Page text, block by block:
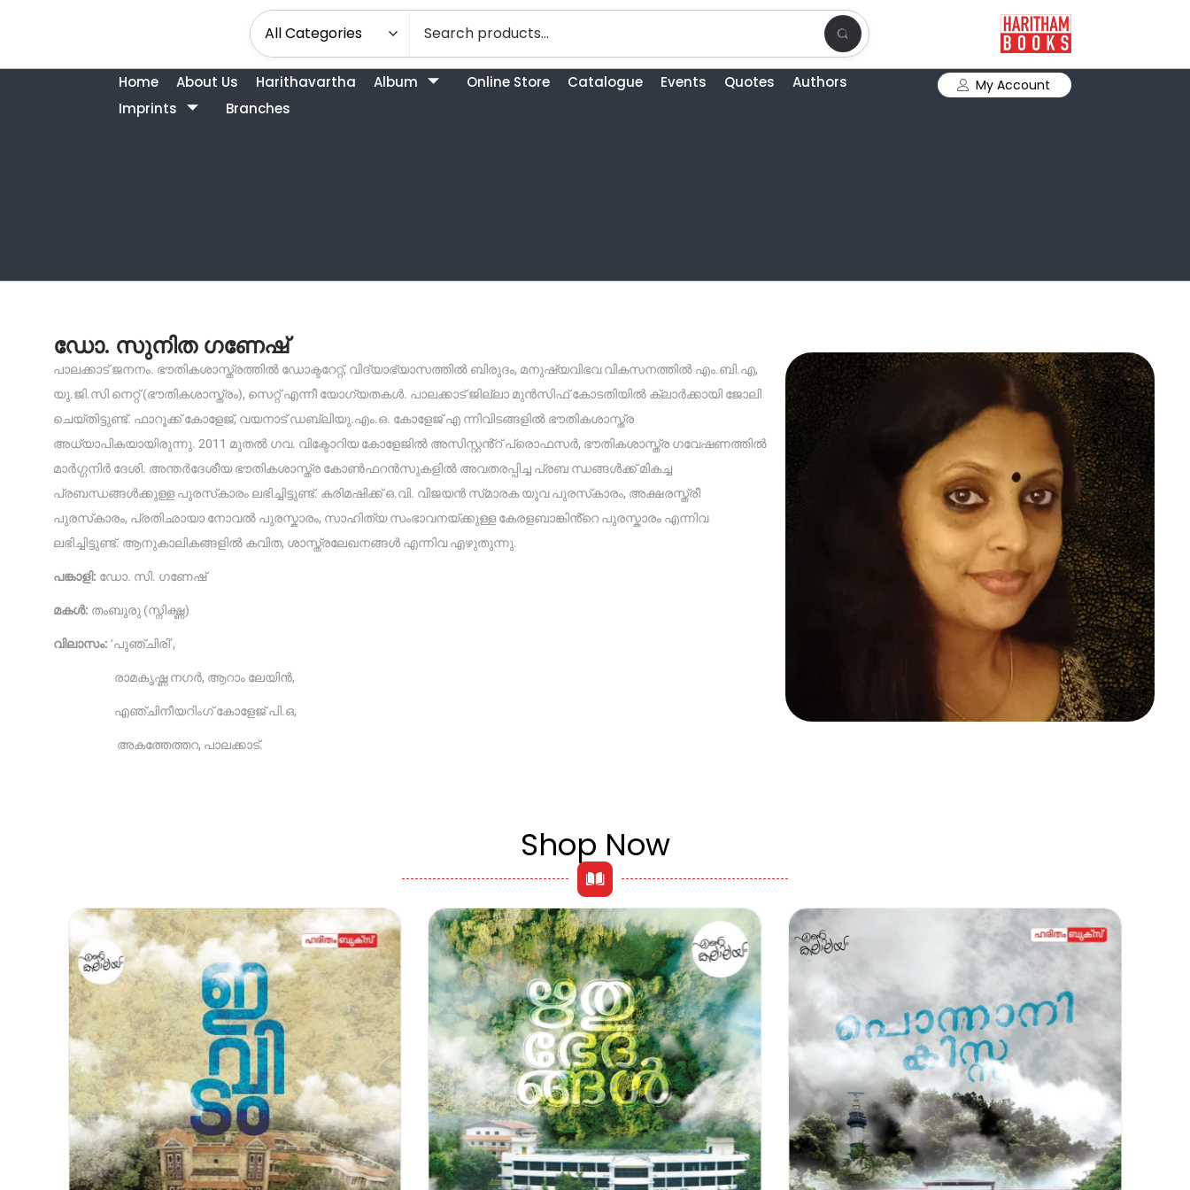
Home About Us Harithavartha Album Online Store Catalogue Events Quotes
Authors
Imprints
Branches
My Account
ഡോ. സുനിത ഗണേഷ്
പാലക്കാട് ജനനം. ഭൗതികശാസ്ത്രത്തിൽ ഡോക്ടറേറ്റ്, വിദ്യാഭ്യാസത്തിൽ ബിരുദം, മനുഷ്യവിഭവ വികസനത്തിൽ എം.ബി.എ,
യു.ജി.സി നെറ്റ് (ഭൗതികശാസ്ത്രം), സെറ്റ് എന്നീ യോഗ്യതകൾ. പാലക്കാട് ജില്ലാ മുൻസിഫ് കോടതിയിൽ ക്ലാർക്കായി ജോലി
ചെയ്തിട്ടുണ്ട്. ഫാറൂക്ക് കോളേജ്, വയനാട് ഡബ്ലിയു.എം.ഒ. കോളേജ് എ ന്നിവിടങ്ങളിൽ ഭൗതികശാസ്ത്ര
അധ്യാപികയായിരുന്നു. 2011 മുതൽ ഗവ. വിക്ടോറിയ കോളേജിൽ അസിസ്റ്റൻ്റ് പ്രൊഫസർ, ഭൗതികശാസ്ത്ര ഗവേഷണത്തിൽ
മാർഗ്ഗനിർ ദേശി. അന്തർദേശീയ ഭൗതികശാസ്ത്ര കോൺഫറൻസുകളിൽ അവതരപ്പിച്ച പ്രബ ന്ധങ്ങൾക്ക് മികച്ച
പ്രബന്ധങ്ങൾക്കുള്ള പുരസ്‌കാരം ലഭിച്ചിട്ടുണ്ട്. കരിമഷിക്ക് ഒ.വി. വിജയൻ സ്‌മാരക യുവ പുരസ്‌കാരം, അക്ഷരസ്ത്രീ
പുരസ്‌കാരം, പ്രതിഛായാ നോവൽ പുരസ്ക‌ാരം, സാഹിത്യ സംഭാവനയ്ക്കുള്ള കേരളബാങ്കിൻ്റെ പുരസ്കാരം എന്നിവ
ലഭിച്ചിട്ടുണ്ട്. ആനുകാലികങ്ങളിൽ കവിത, ശാസ്ത്രലേഖനങ്ങൾ എന്നിവ എഴുതുന്നു.
പങ്കാളി: ഡോ. സി. ഗണേഷ്
മകൾ: തംബുരു (സ്നിഗ്ദ്ധ)
വിലാസം: ‘പുഞ്ചിരി’,
രാമകൃഷ്ണ നഗർ, ആറാം ലേയിൻ,
എഞ്ചിനീയറിംഗ് കോളേജ് പി.ഒ,
അകത്തേത്തറ, പാലക്കാട്.
Shop Now